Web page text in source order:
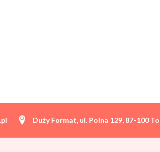
Duży Format, ul. Polna 129, 87-100